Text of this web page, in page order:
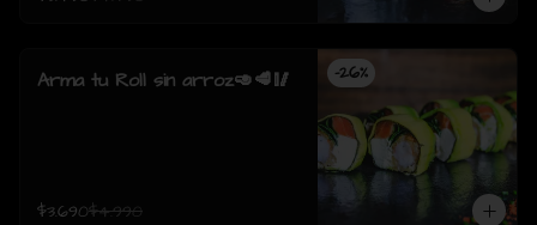
-26%
Arma tu Roll sin arroz🥑🥩🥢
$3.690$4.990